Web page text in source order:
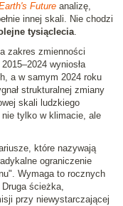
Future analizę,
innej skali. Nie chodzi
tysiąclecia.
zakres zmienności
wyniosła
a w samym 2024 roku
strukturalnej zmiany
skali ludzkiego
nie tylko w klimacie, ale
które nazywają
ograniczenie
Wymaga to rocznych
ścieżka,
przy niewystarczającej